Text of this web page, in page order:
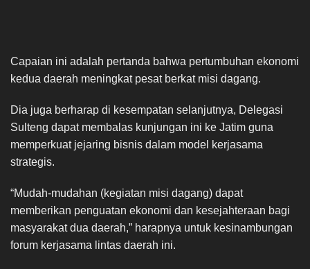
Capaian ini adalah pertanda bahwa pertumbuhan ekonomi
kedua daerah meningkat pesat berkat misi dagang.
Dia juga berharap di kesempatan selanjutnya, Delegasi
Sulteng dapat membalas kunjungan ini ke Jatim guna
memperkuat jejaring bisnis dalam model kerjasama
strategis.
“Mudah-mudahan (kegiatan misi dagang) dapat
memberikan penguatan ekonomi dan kesejahteraan bagi
masyarakat dua daerah,” harapnya untuk kesinambungan
forum kerjasama lintas daerah ini.